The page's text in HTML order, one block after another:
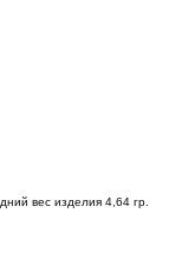
вес изделия 4,64 гр.